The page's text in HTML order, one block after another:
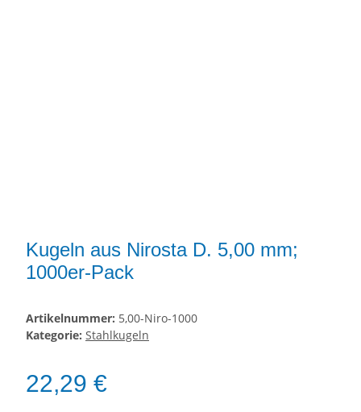
Kugeln aus Nirosta D. 5,00 mm;
1000er-Pack
Artikelnummer: 5,00-Niro-1000
Kategorie: Stahlkugeln
22,29 €